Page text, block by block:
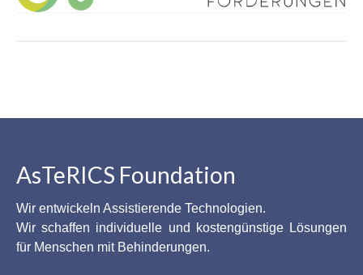
AsTeRICS Foundation
Wir entwickeln Assistierende Technologien.
Wir schaffen individuelle und kostengünstige Lösungen
für Menschen mit Behinderungen.